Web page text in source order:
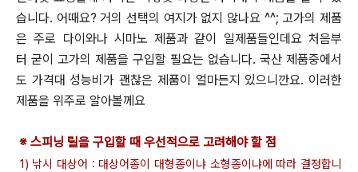
습니다. 어때요? 거의 선택의 여지가 없지 않나요 ^^; 고가의 제품
은 주로 다이와나 시마노 제품과 같이 일제품들인데요 처음부
터 굳이 고가의 제품을 구입할 필요는 없습니다. 국산 제품중에서
도 가격대 성능비가 괜찮은 제품이 얼마든지 있으니깐요. 이러한
제품을 위주로 알아볼께요
※ 스피닝 릴을 구입할 때 우선적으로 고려해야 할 점
1) 낚시 대상어 : 대상어종이 대형종이냐 소형종이냐에 따라 결정합니